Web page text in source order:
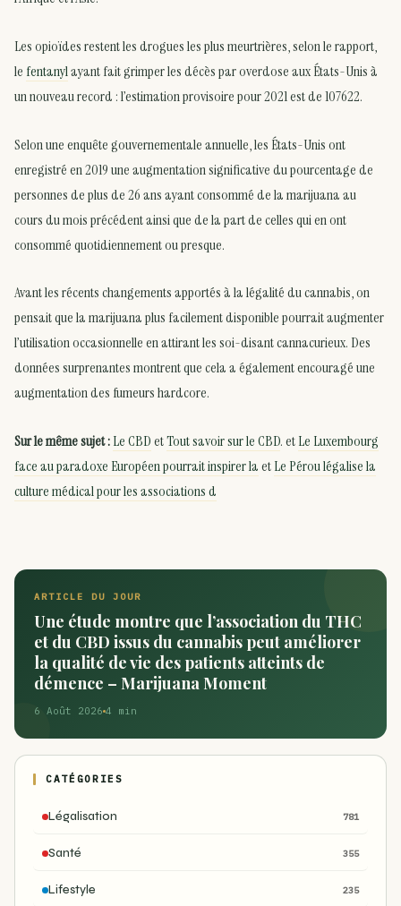
Les opioïdes restent les drogues les plus meurtrières, selon le rapport,
le fentanylayant fait grimper les décès par overdose aux États-Unis à
un nouveau record : l’estimation provisoire pour 2021 est de 107622.
Selon une enquête gouvernementale annuelle, les États-Unis ont
enregistré en 2019 une augmentation significative du pourcentage de
personnes de plus de 26 ans ayant consommé de la marijuana au
cours du mois précédent ainsi que de la part de celles qui en ont
consommé quotidiennement ou presque.
Avant les récents changements apportés à la légalité du cannabis, on
pensait que la marijuana plus facilement disponible pourrait augmenter
l’utilisation occasionnelle en attirant les soi-disant cannacurieux. Des
données surprenantes montrent que cela a également encouragé une
augmentation des fumeurs hardcore.
Sur le même sujet :Le CBDetTout savoir sur le CBD. etLe Luxembourg
face au paradoxe Européen pourrait inspirer laetLe Pérou légalise la
culture médical pour les associations d
ARTICLE DU JOUR
Une étude montre que l’association du THC
et du CBD issus du cannabis peut améliorer
la qualité de vie des patients atteints de
démence – Marijuana Moment
6 Août 2026 4 min
CATÉGORIES
Légalisation 781
Santé 355
Lifestyle 235